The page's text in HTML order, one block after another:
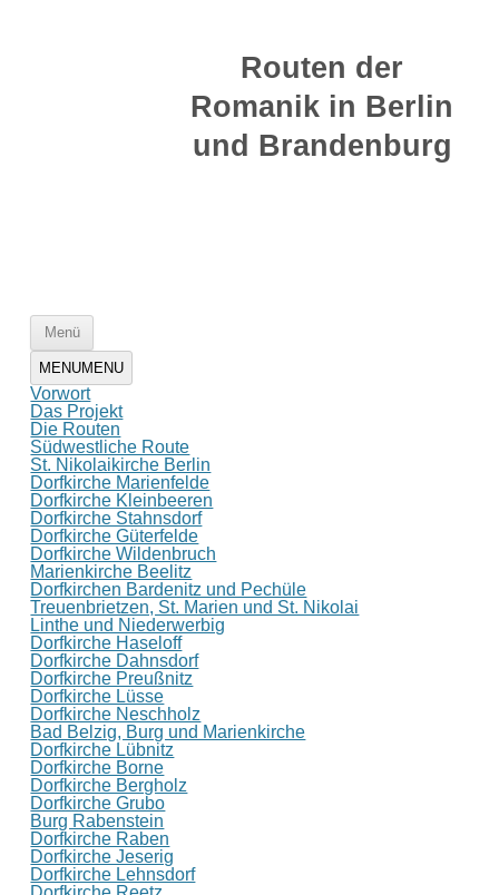
Routen der
Romanik in Berlin
und Brandenburg
Menü
springen
MENUMENU
Vorwort
Das Projekt
Die Routen
Südwestliche Route
St. Nikolaikirche Berlin
Dorfkirche Marienfelde
Dorfkirche Kleinbeeren
Dorfkirche Stahnsdorf
Dorfkirche Güterfelde
Dorfkirche Wildenbruch
Marienkirche Beelitz
Dorfkirchen Bardenitz und Pechüle
Treuenbrietzen, St. Marien und St. Nikolai
Linthe und Niederwerbig
Dorfkirche Haseloff
Dorfkirche Dahnsdorf
Dorfkirche Preußnitz
Dorfkirche Lüsse
Dorfkirche Neschholz
Bad Belzig, Burg und Marienkirche
Dorfkirche Lübnitz
Dorfkirche Borne
Dorfkirche Bergholz
Dorfkirche Grubo
Burg Rabenstein
Dorfkirche Raben
Dorfkirche Jeserig
Dorfkirche Lehnsdorf